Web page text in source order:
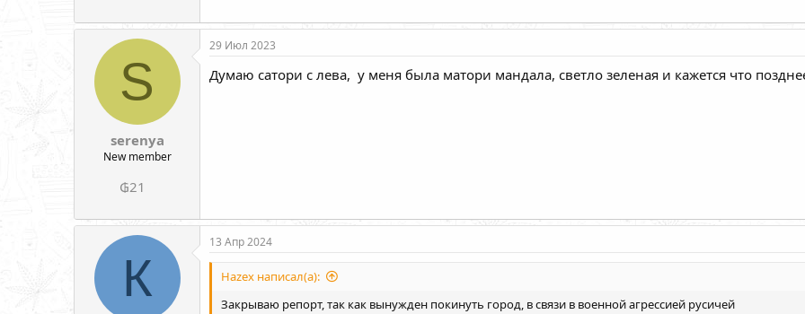
S
serenya
New member
₲21
29 Июл 2023
Думаю сатори с лева, у меня была матори мандала, светло зеленая и кажется что
К
13 Апр 2024
Hazex написал(а):
Закрываю репорт, так как вынужден покинуть город, в связи в военной агрессией русичей